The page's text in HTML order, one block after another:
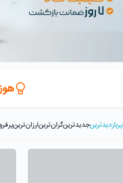
پربازدیدترینجدیدترینگران‌ترینارزان‌ترین